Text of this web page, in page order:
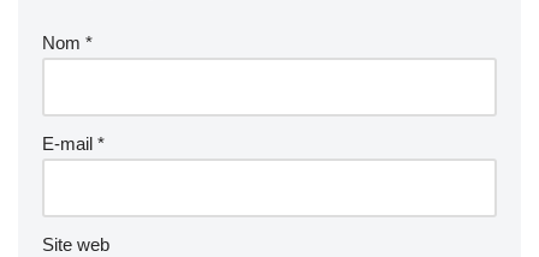
Nom *
E-mail *
Site web